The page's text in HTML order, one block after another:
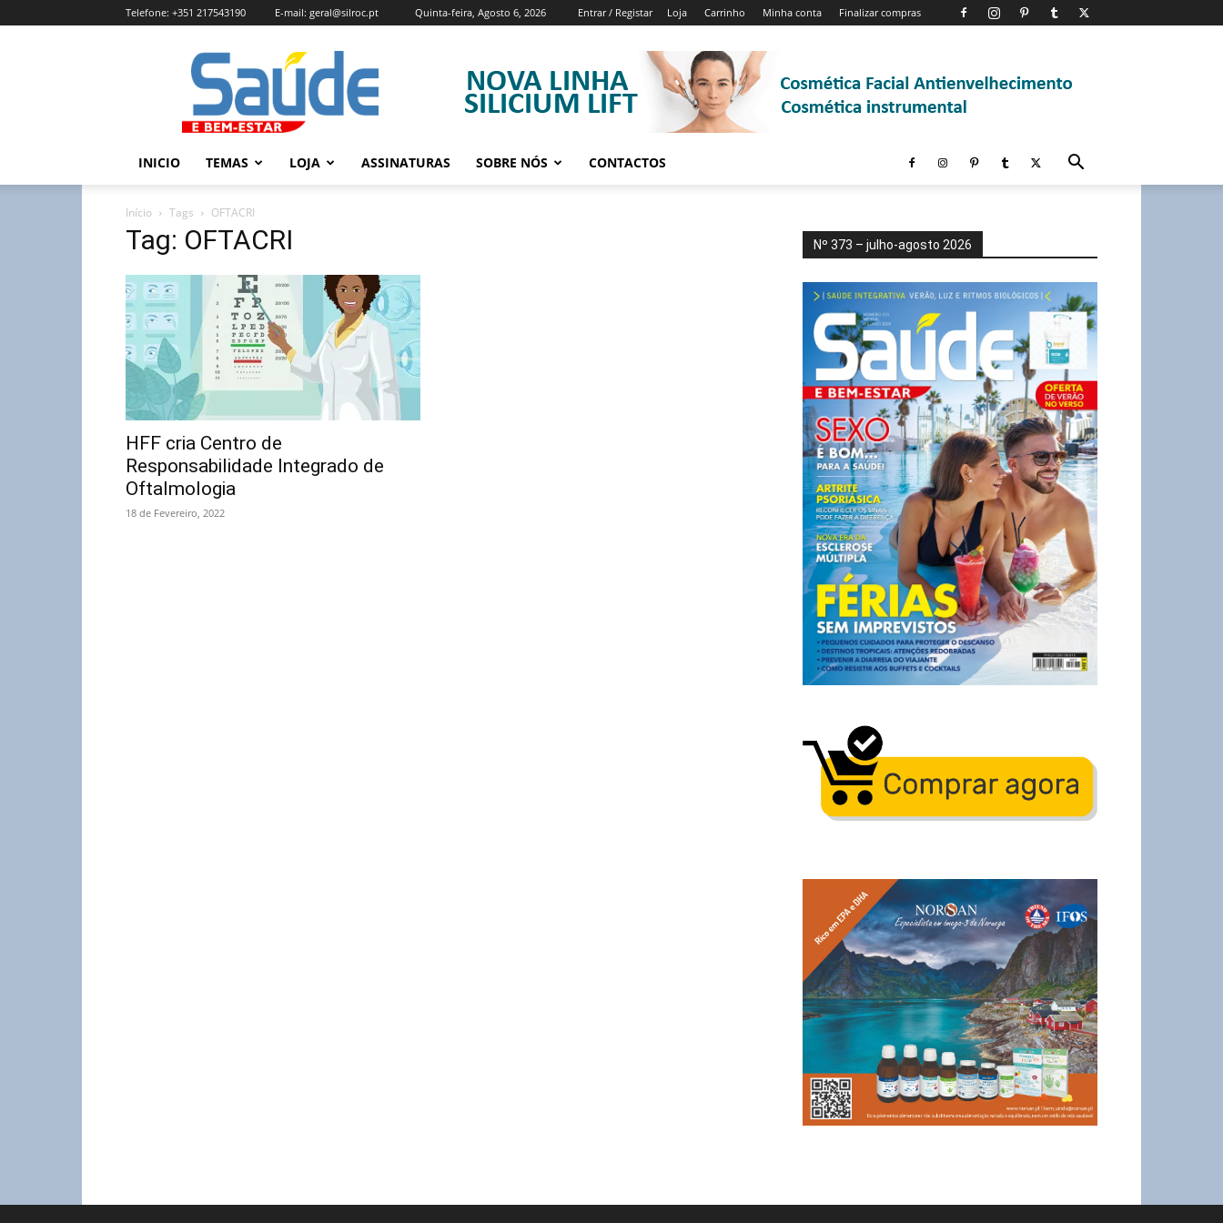
Quinta-feira, Agosto 6, 2026 Entrar / Registar Loja Carrinho Minha conta Finalizar compras
Telefone: +351 217543190 E-mail: geral@silroc.pt
Revista
Saúde
e
Bem
Estar
Edição
INICIO TEMAS LOJA ASSINATURAS SOBRE NÓS CONTACTOS
Início Tags OFTACRI
Tag: OFTACRI
HFF cria Centro de
Responsabilidade Integrado de
Oftalmologia
18 de Fevereiro, 2022
Nº 373 – julho-agosto 2026